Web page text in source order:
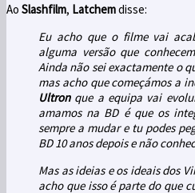
Ao Slashfilm, Latchemdisse:
Eu acho que o filme vai
alguma versão que
Ainda não sei exactamente o
mas acho que começámos a
Ultronque a equipa vai
amamos na BD é que os
sempre a mudar e tu podes
BD 10 anos depois e não
Mas as ideias e os ideais dos
acho que isso é parte do que